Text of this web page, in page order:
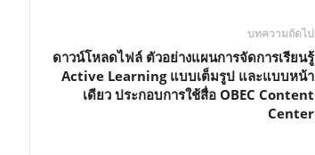
บทความถัดไป
ดาวน์โหลดไฟล์ ตัวอย่างแผนการจัดการเรียนรู้
Active Learning แบบเต็มรูป และแบบหน้า
เดียว ประกอบการใช้สื่อ OBEC Content
Center